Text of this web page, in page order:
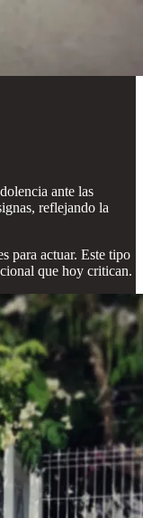
ante las
reflejando la
para actuar. Este tipo
que hoy critican.